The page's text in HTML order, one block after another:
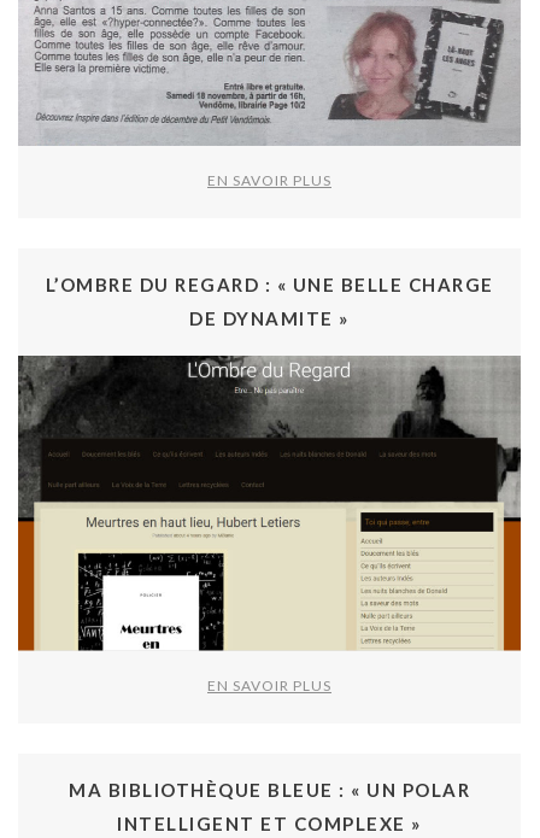
EN SAVOIR PLUS
L’OMBRE DU REGARD : « UNE BELLE CHARGE
DE DYNAMITE »
EN SAVOIR PLUS
MA BIBLIOTHÈQUE BLEUE : « UN POLAR
INTELLIGENT ET COMPLEXE »